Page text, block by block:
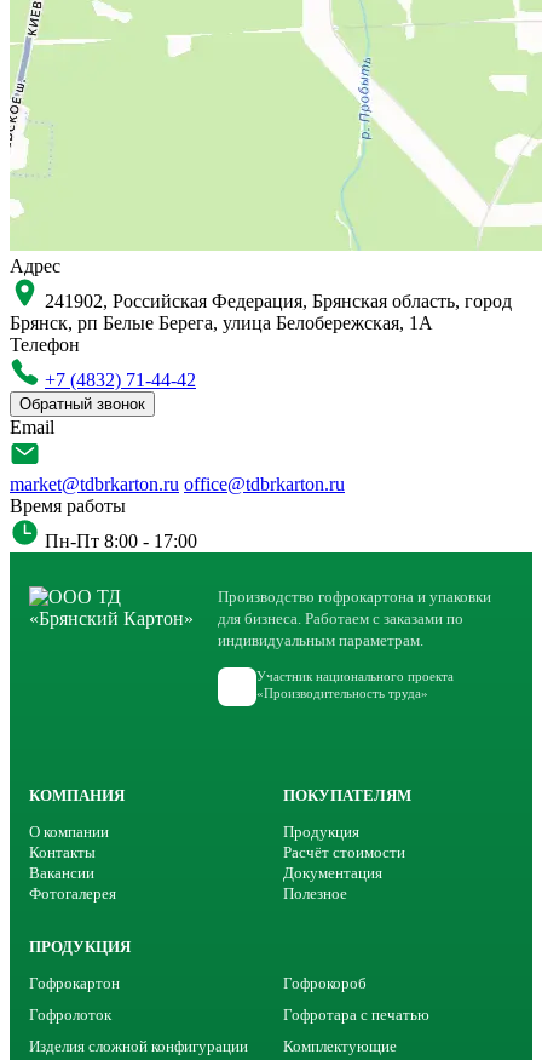
Адрес
241902, Российская Федерация, Брянская область, город
Брянск, рп Белые Берега, улица Белобережская, 1А
Телефон
+7 (4832) 71-44-42
Обратный звонок
Email
market@tdbrkarton.ru office@tdbrkarton.ru
Время работы
Пн-Пт 8:00 - 17:00
Производство гофрокартона и упаковки
для бизнеса. Работаем с заказами по
индивидуальным параметрам.
Участник национального проекта
«Производительность труда»
КОМПАНИЯ
О компании
Контакты
Вакансии
Фотогалерея
ПОКУПАТЕЛЯМ
Продукция
Расчёт стоимости
Документация
Полезное
ПРОДУКЦИЯ
Гофрокартон
Гофрокороб
Гофролоток
Гофротара с печатью
Изделия сложной конфигурации
Комплектующие